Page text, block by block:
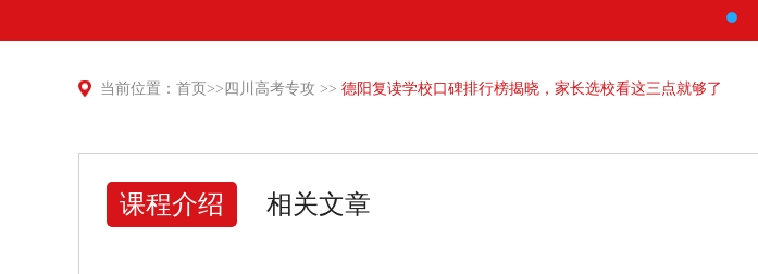
当前位置： 首页 >> 四川高考专攻 >> 德阳复读学校口碑排行榜揭晓，家长选校看这三点就够了
课程介绍 相关文章